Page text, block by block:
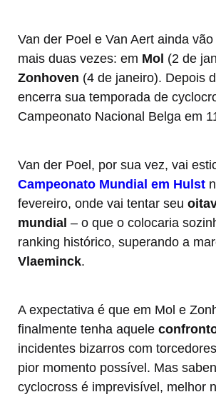
Van der Poel e Van Aert ainda
mais duas vezes: em Mol (2 de
Zonhoven (4 de janeiro). Depois
encerra sua temporada de
Campeonato Nacional Belga em
Van der Poel, por sua vez, vai
Campeonato Mundial em Hulst
fevereiro, onde vai tentar seu
mundial – o que o colocaria
ranking histórico, superando a
Vlaeminck.
A expectativa é que em Mol e
finalmente tenha aquele
incidentes bizarros com
pior momento possível. Mas
cyclocross é imprevisível, melhor